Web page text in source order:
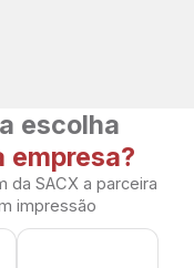
escolha
empresa?
da SACX a parceira
impressão